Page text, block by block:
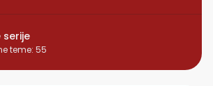
serije
teme: 55